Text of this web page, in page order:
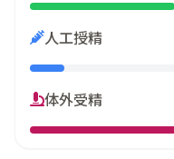
人工授精
体外受精